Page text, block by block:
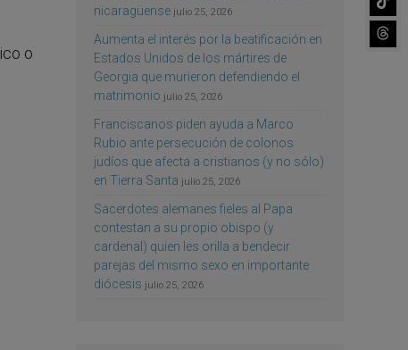
o
nicaragüense julio 25, 2026
Aumenta el interés por la beatificación en
Estados Unidos de los mártires de
Georgia que murieron defendiendo el
matrimonio julio 25, 2026
Franciscanos piden ayuda a Marco
Rubio ante persecución de colonos
judíos que afecta a cristianos (y no sólo)
en Tierra Santa julio 25, 2026
Sacerdotes alemanes fieles al Papa
contestan a su propio obispo (y
cardenal) quien les orilla a bendecir
parejas del mismo sexo en importante
diócesis julio 25, 2026